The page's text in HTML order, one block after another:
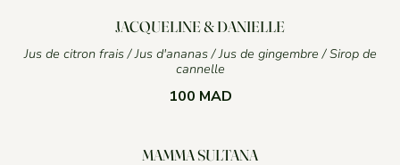
JACQUELINE & DANIELLE
Jus de citron frais / Jus d'ananas / Jus de gingembre / Sirop de
cannelle
100 MAD
MAMMA SULTANA